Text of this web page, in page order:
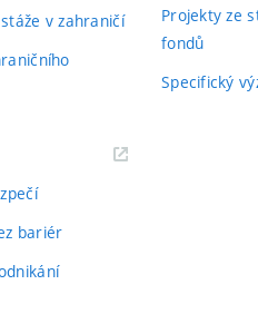
v zahraničí
bariér
Projekty ze
fondů
Specifický